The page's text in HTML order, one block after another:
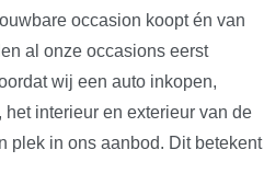
occasion koopt én van
al onze occasions eerst
wij een auto inkopen,
interieur en exterieur van de
plek in ons aanbod. Dit betekent